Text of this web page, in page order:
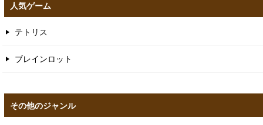
人気ゲーム
テトリス
ブレインロット
その他のジャンル